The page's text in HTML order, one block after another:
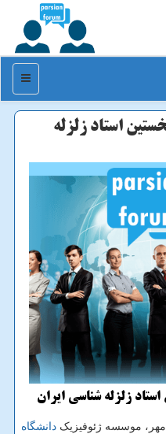
منو
استاد زلزله
زلزله شناسی ایران
موسسه ژئوفیزیک دانشگاه